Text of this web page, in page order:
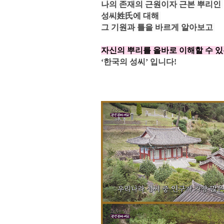
나의 존재의 근원이자 근본 뿌리인
성씨姓氏에 대해
그 기원과 틀을 바르게 알아보고
자신의 뿌리를 올바로 이해할 수
‘한국의 성씨’ 입니다!